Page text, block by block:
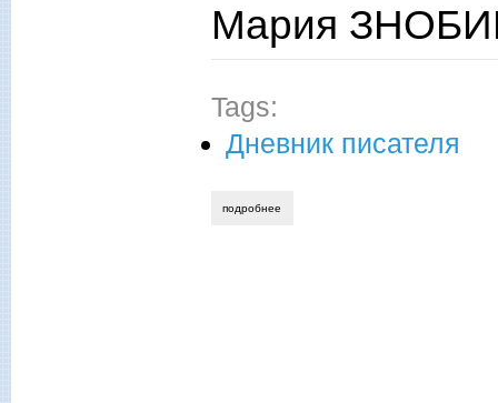
Мария
Tags:
Дневник писателя
подробнее